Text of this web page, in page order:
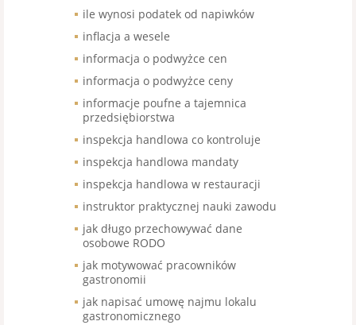
ile wynosi podatek od napiwków
inflacja a wesele
informacja o podwyżce cen
informacja o podwyżce ceny
informacje poufne a tajemnica
przedsiębiorstwa
inspekcja handlowa co kontroluje
inspekcja handlowa mandaty
inspekcja handlowa w restauracji
instruktor praktycznej nauki zawodu
jak długo przechowywać dane
osobowe RODO
jak motywować pracowników
gastronomii
jak napisać umowę najmu lokalu
gastronomicznego